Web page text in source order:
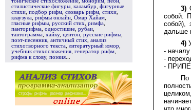
стилистические фигуры каламбур
фигурные
стихи подбор рифм словарь рифм стихи
клаузула рифмы онлайн Омар Хайам
гласные рифмы русский стих римфа
панторифма одностишие рубаи
тавтограмма хайку, центон русские рифмы
поэт-песенник античный стих
анализ
стихотворного текста
литературный юмор
учебник стихосложения генератор рифм
рифма к слову, поэзия
3)
собой.
собой),
дальше
4)
-
-
-
По